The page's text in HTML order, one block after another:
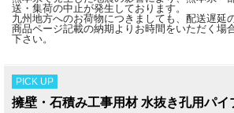
送・集荷の中止が発生しております。
九州地方へのお荷物につきましても、配送遅延
商品ページ記載の納期よりお時間をいただく場
下さい。
PICK UP
擁壁・石積み工事用材 水抜き孔用パイ